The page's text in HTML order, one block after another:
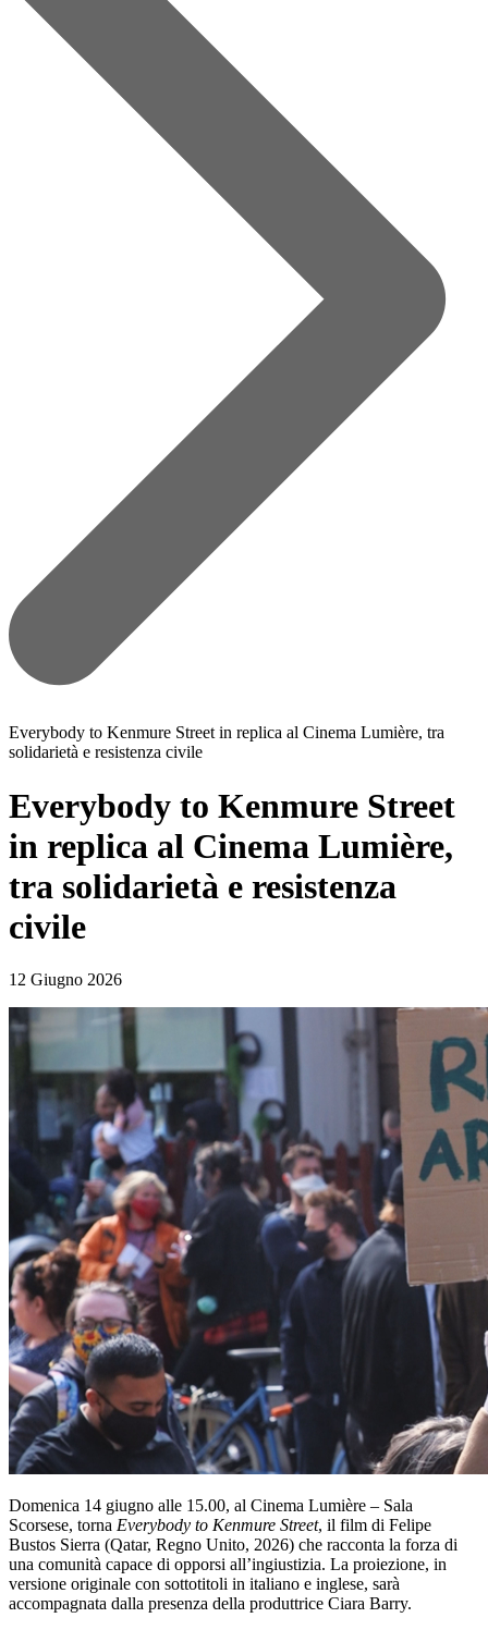
Everybody to Kenmure Street in replica al Cinema Lumière, tra
solidarietà e resistenza civile
Everybody to Kenmure Street
in replica al Cinema Lumière,
tra solidarietà e resistenza
civile
12 Giugno 2026
Domenica 14 giugno alle 15.00, al Cinema Lumière – Sala
Scorsese, torna Everybody to Kenmure Street, il film di Felipe
Bustos Sierra (Qatar, Regno Unito, 2026) che racconta la forza di
una comunità capace di opporsi all’ingiustizia. La proiezione, in
versione originale con sottotitoli in italiano e inglese, sarà
accompagnata dalla presenza della produttrice Ciara Barry.